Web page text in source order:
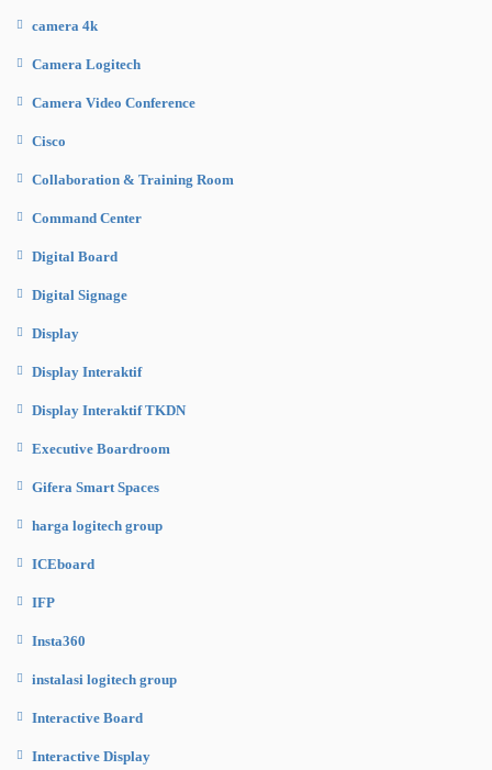
camera 4k
Camera Logitech
Camera Video Conference
Cisco
Collaboration & Training Room
Command Center
Digital Board
Digital Signage
Display
Display Interaktif
Display Interaktif TKDN
Executive Boardroom
Gifera Smart Spaces
harga logitech group
ICEboard
IFP
Insta360
instalasi logitech group
Interactive Board
Interactive Display